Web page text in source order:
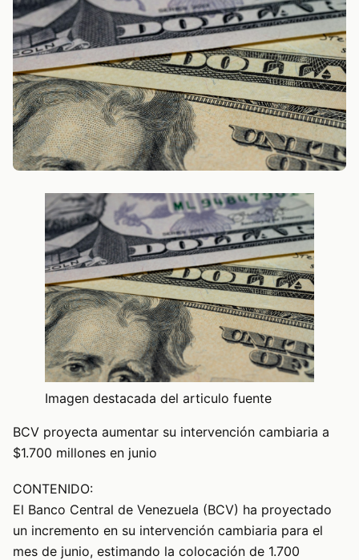
Imagen destacada del articulo fuente
BCV proyecta aumentar su intervención cambiaria a
$1.700 millones en junio
CONTENIDO:
El Banco Central de Venezuela (BCV) ha proyectado
un incremento en su intervención cambiaria para el
mes de junio, estimando la colocación de 1.700